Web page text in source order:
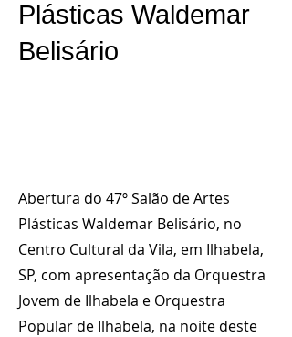
Plásticas Waldemar
Belisário
Abertura do 47º Salão de Artes
Plásticas Waldemar Belisário, no
Centro Cultural da Vila, em Ilhabela,
SP, com apresentação da Orquestra
Jovem de Ilhabela e Orquestra
Popular de Ilhabela, na noite deste